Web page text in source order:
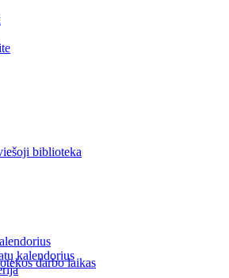
kalendorius